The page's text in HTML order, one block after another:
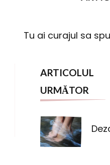
Tu ai curajul sa
ARTICOLUL
URMĂTOR